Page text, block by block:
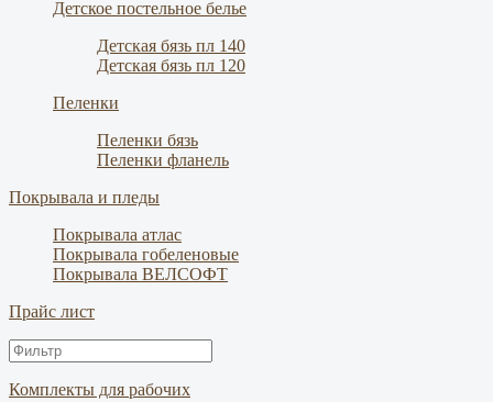
Детское постельное белье
Детская бязь пл 140
Детская бязь пл 120
Пеленки
Пеленки бязь
Пеленки фланель
Покрывала и пледы
Покрывала атлас
Покрывала гобеленовые
Покрывала ВЕЛСОФТ
Прайс лист
Комплекты для рабочих